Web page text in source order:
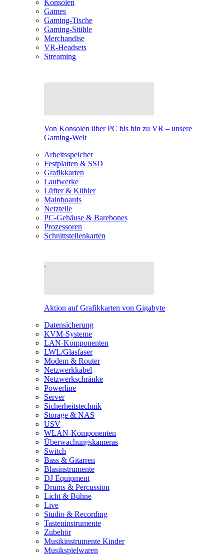
Konsolen
Games
Gaming-Tische
Gaming-Stühle
Merchandise
VR-Headsets
Streaming
Von Konsolen über PC bis hin zu VR – unsere
Gaming-Welt
Arbeitsspeicher
Festplatten & SSD
Grafikkarten
Laufwerke
Lüfter & Kühler
Mainboards
Netzteile
PC-Gehäuse & Barebones
Prozessoren
Schnittstellenkarten
Aktion auf Grafikkarten von Gigabyte
Datensicherung
KVM-Systeme
LAN-Komponenten
LWL/Glasfaser
Modem & Router
Netzwerkkabel
Netzwerkschränke
Powerline
Server
Sicherheitstechnik
Storage & NAS
USV
WLAN-Komponenten
Überwachungskameras
Switch
Bass & Gitarren
Blasinstrumente
DJ Equipment
Drums & Percussion
Licht & Bühne
Live
Studio & Recording
Tasteninstrumente
Zubehör
Musikinstrumente Kinder
Musikspielwaren